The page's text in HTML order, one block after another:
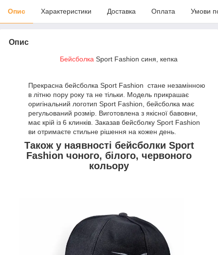
Опис Характеристики Доставка Оплата Умови
Опис
Бейсболка Sport Fashion синя, кепка
Прекрасна бейсболка Sport Fashion стане незамінною
в літню пору року та не тільки. Модель прикрашає
оригінальний логотип Sport Fashion, бейсболка має
регульований розмір. Виготовлена з якісної бавовни,
має крій із 6 клинків. Заказав бейсболку Sport Fashion
ви отримаєте стильне рішення на кожен день.
Також у наявності бейсболки Sport
Fashion чоного, білого, червоного
кольору